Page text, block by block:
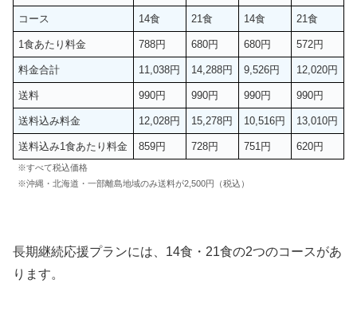
コース 14食 21食 14食 21食
1食あたり料金 788円 680円 680円 572円
料金合計 11,038円 14,288円 9,526円 12,020円
送料 990円 990円 990円 990円
送料込み料金 12,028円 15,278円 10,516円 13,010円
送料込み1食あたり料金 859円 728円 751円 620円
※すべて税込価格
※沖縄・北海道・一部離島地域のみ送料が2,500円（税込）
長期継続応援プランには、14食・21食の2つのコースがあ
ります。